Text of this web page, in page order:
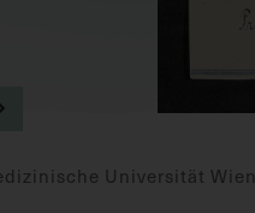
Universität Wien